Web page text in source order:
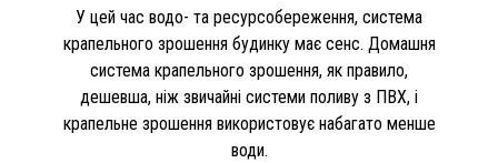
У цей час водо- та ресурсобереження, система
крапельного зрошення будинку має сенс. Домашня
система крапельного зрошення, як правило,
дешевша, ніж звичайні системи поливу з ПВХ, і
крапельне зрошення використовує набагато менше
води.